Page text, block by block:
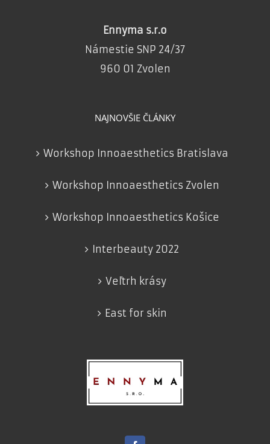
Ennyma s.r.o
Námestie SNP 24/37
960 01 Zvolen
NAJNOVŠIE ČLÁNKY
Workshop Innoaesthetics Bratislava
Workshop Innoaesthetics Zvolen
Workshop Innoaesthetics Košice
Interbeauty 2022
Veľtrh krásy
East for skin